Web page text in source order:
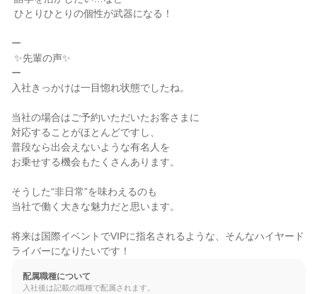
ー
ー
入社きっかけは一目惚れ状態でしたね。
当社の場合はご予約いただいたお客さまに
対応することがほとんどですし、
普段なら出会えないような有名人を
お乗せする機会もたくさんあります。
そうした“非日常”を味わえるのも
当社で働く大きな魅力だと思います。
将来は国際イベントでVIPに指名されるような、そんなハイヤード
ライバーになりたいです！
配属職種について
入社後は記載の職種で配属されます。